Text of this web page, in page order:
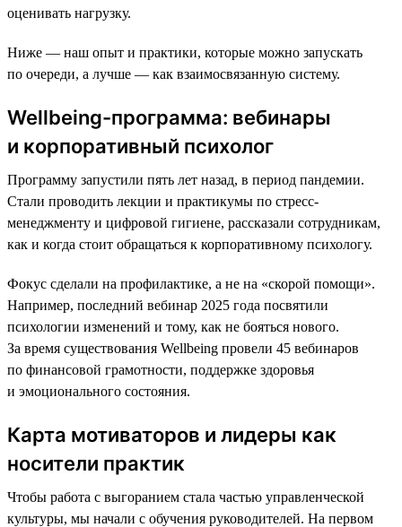
оценивать нагрузку.
Ниже — наш опыт и практики, которые можно запускать
по очереди, а лучше — как взаимосвязанную систему.
Wellbeing-программа: вебинары
и корпоративный психолог
Программу запустили пять лет назад, в период пандемии.
Стали проводить лекции и практикумы по стресс-
менеджменту и цифровой гигиене, рассказали сотрудникам,
как и когда стоит обращаться к корпоративному психологу.
Фокус сделали на профилактике, а не на «скорой помощи».
Например, последний вебинар 2025 года посвятили
психологии изменений и тому, как не бояться нового.
За время существования Wellbeing провели 45 вебинаров
по финансовой грамотности, поддержке здоровья
и эмоционального состояния.
Карта мотиваторов и лидеры как
носители практик
Чтобы работа с выгоранием стала частью управленческой
культуры, мы начали с обучения руководителей. На первом